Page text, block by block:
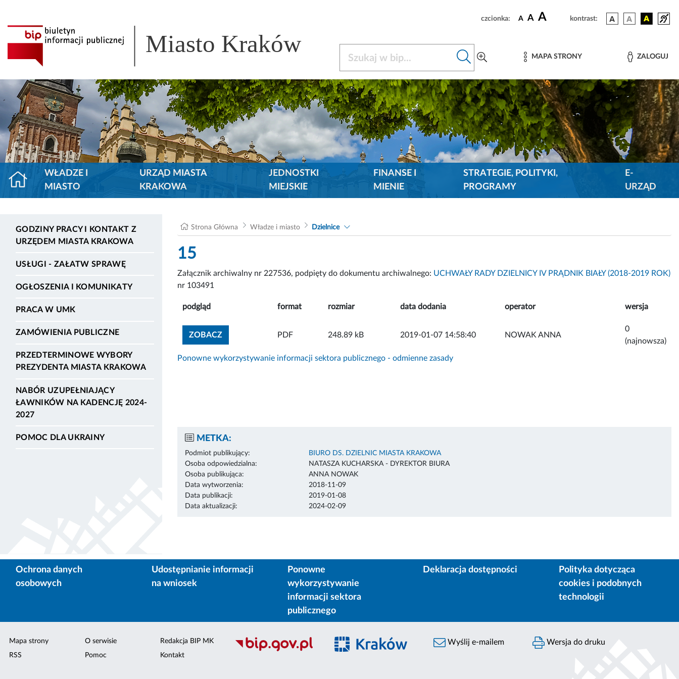
czcionka: A A A kontrast:
Miasto Kraków MAPA STRONY ZALOGUJ
WŁADZE I
MIASTO
URZĄD MIASTA
KRAKOWA
JEDNOSTKI
MIEJSKIE
FINANSE I
MIENIE
STRATEGIE, POLITYKI,
PROGRAMY
E-
URZĄD
GODZINY PRACY I KONTAKT Z
URZĘDEM MIASTA KRAKOWA
USŁUGI - ZAŁATW SPRAWĘ
OGŁOSZENIA I KOMUNIKATY
PRACA W UMK
ZAMÓWIENIA PUBLICZNE
PRZEDTERMINOWE WYBORY
PREZYDENTA MIASTA KRAKOWA
NABÓR UZUPEŁNIAJĄCY
ŁAWNIKÓW NA KADENCJĘ 2024-
2027
POMOC DLA UKRAINY
Strona Główna Władze i miasto Dzielnice
15
Załącznik archiwalny nr 227536, podpięty do dokumentu archiwalnego: UCHWAŁY RADY DZIELNICY IV PRĄDNIK BIAŁY (2018-2019 ROK)
nr 103491
podgląd format rozmiar data dodania operator wersja
ZOBACZZOBACZ ZAŁĄCZNIK
PDF 248.89 kB 2019-01-07 14:58:40 NOWAK ANNA
0
(najnowsza)
Ponowne wykorzystywanie informacji sektora publicznego - odmienne zasady
METKA:
Podmiot publikujący:
BIURO DS. DZIELNIC MIASTA KRAKOWA
Osoba odpowiedzialna:
NATASZA KUCHARSKA - DYREKTOR BIURA
Osoba publikująca:
ANNA NOWAK
Data wytworzenia:
2018-11-09
Data publikacji:
2019-01-08
Data aktualizacji:
2024-02-09
Ochrona danych
osobowych
Udostępnianie informacji
na wniosek
Ponowne
wykorzystywanie
informacji sektora
publicznego
Deklaracja dostępności
Polityka dotycząca
cookies i podobnych
technologii
Mapa strony
RSS
O serwisie
Pomoc
Redakcja BIP MK
Kontakt
Wyślij e-mailem Wersja do druku